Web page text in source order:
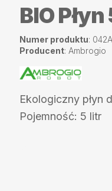
BIO
Numer produktu:
Producent: Ambrogio
Ekologiczny płyn
Pojemność: 5 litr